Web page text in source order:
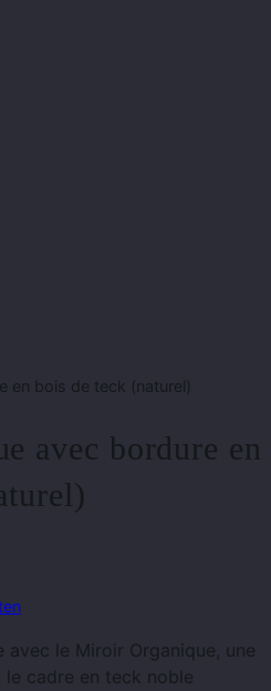
en bois de teck (naturel)
avec bordure en
avec le Miroir Organique, une
cadre en teck noble